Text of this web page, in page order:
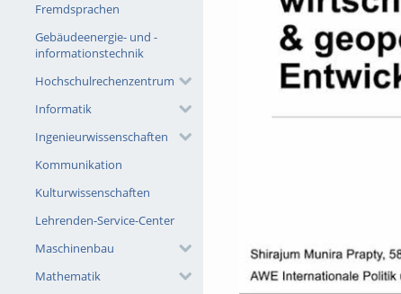
Fremdsprachen
Gebäudeenergie- und -
informationstechnik
Hochschulrechenzentrum
Informatik
Ingenieurwissenschaften
Kommunikation
Kulturwissenschaften
Lehrenden-Service-Center
Maschinenbau
Mathematik